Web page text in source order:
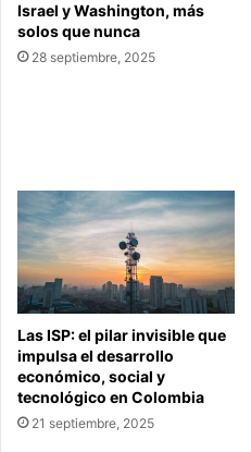
Israel y Washington, más
solos que nunca
28 septiembre, 2025
Las ISP: el pilar invisible que
impulsa el desarrollo
económico, social y
tecnológico en Colombia
21 septiembre, 2025